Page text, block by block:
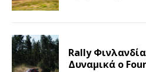
Rally
Δυναμικά ο